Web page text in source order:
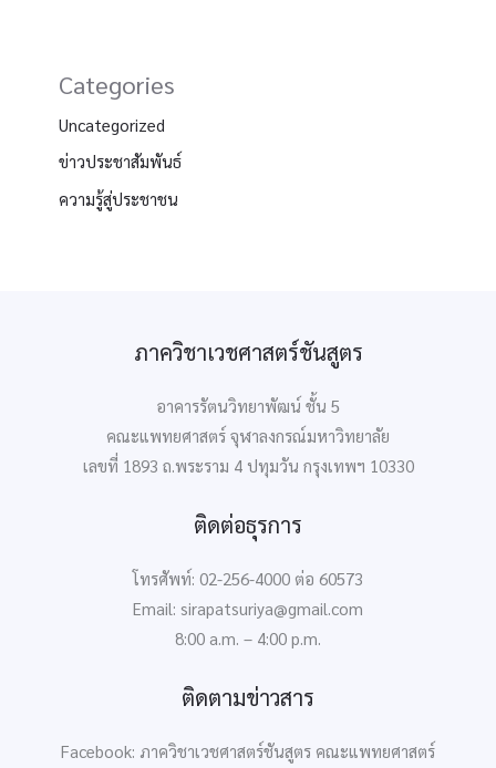
Categories
Uncategorized
ข่าวประชาสัมพันธ์
ความรู้สู่ประชาชน
ภาควิชาเวชศาสตร์ชันสูตร
อาคารรัตนวิทยาพัฒน์ ชั้น 5
คณะแพทยศาสตร์ จุฬาลงกรณ์มหาวิทยาลัย
เลขที่ 1893 ถ.พระราม 4 ปทุมวัน กรุงเทพฯ 10330
ติดต่อธุรการ
โทรศัพท์: 02-256-4000 ต่อ 60573
Email: sirapatsuriya@gmail.com
8:00 a.m. – 4:00 p.m.
ติดตามข่าวสาร
Facebook: ภาควิชาเวชศาสตร์ชันสูตร คณะแพทยศาสตร์